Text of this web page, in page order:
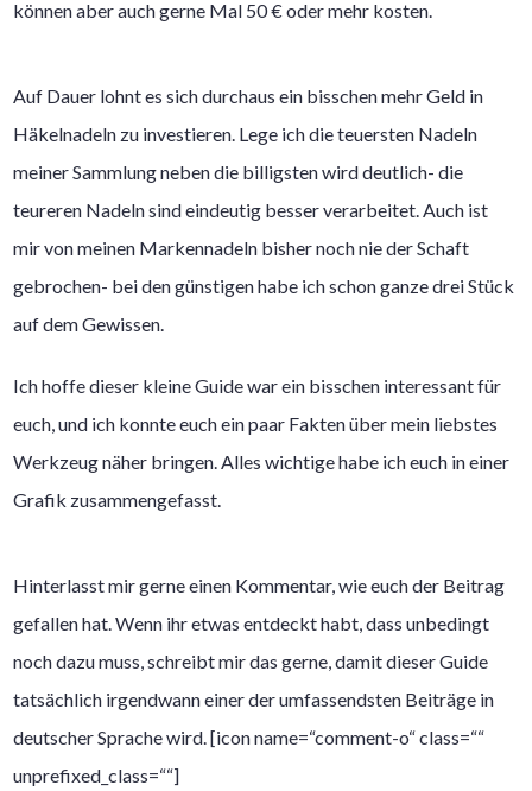
können aber auch gerne Mal 50 € oder mehr kosten.
Auf Dauer lohnt es sich durchaus ein bisschen mehr Geld in
Häkelnadeln zu investieren. Lege ich die teuersten Nadeln
meiner Sammlung neben die billigsten wird deutlich- die
teureren Nadeln sind eindeutig besser verarbeitet. Auch ist
mir von meinen Markennadeln bisher noch nie der Schaft
gebrochen- bei den günstigen habe ich schon ganze drei Stück
auf dem Gewissen.
Ich hoffe dieser kleine Guide war ein bisschen interessant für
euch, und ich konnte euch ein paar Fakten über mein liebstes
Werkzeug näher bringen. Alles wichtige habe ich euch in einer
Grafik zusammengefasst.
Hinterlasst mir gerne einen Kommentar, wie euch der Beitrag
gefallen hat. Wenn ihr etwas entdeckt habt, dass unbedingt
noch dazu muss, schreibt mir das gerne, damit dieser Guide
tatsächlich irgendwann einer der umfassendsten Beiträge in
deutscher Sprache wird. [icon name=“comment-o“ class=““
unprefixed_class=““]